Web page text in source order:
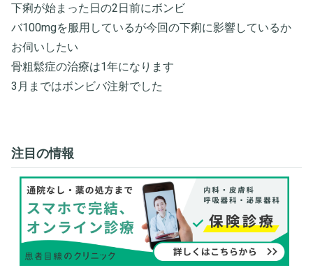
下痢が始まった日の2日前にボンビ
バ100mgを服用しているが今回の下痢に影響しているか
お伺いしたい
骨粗鬆症の治療は1年になります
3月まではボンビバ注射でした
注目の情報